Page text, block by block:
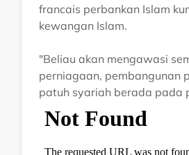
francais perbankan Islam
kewangan Islam.
"Beliau akan mengawasi
perniagaan, pembangunan
patuh syariah berada pada